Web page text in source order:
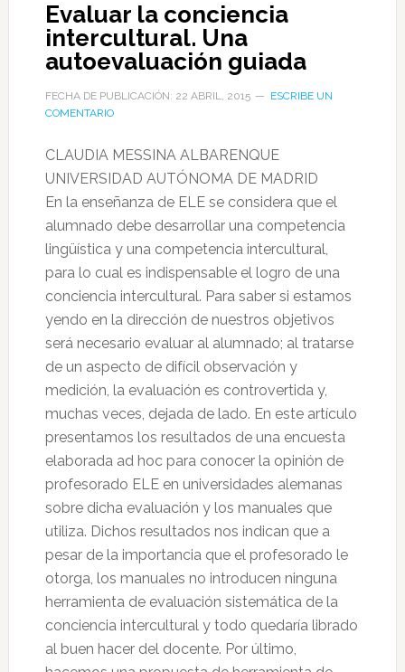
Evaluar la conciencia
intercultural. Una
autoevaluación guiada
FECHA DE PUBLICACIÓN: 22 ABRIL, 2015
ESCRIBE UN
COMENTARIO
CLAUDIA MESSINA ALBARENQUE
UNIVERSIDAD AUTÓNOMA DE MADRID
En la enseñanza de ELE se considera que el
alumnado debe desarrollar una competencia
lingüística y una competencia intercultural,
para lo cual es indispensable el logro de una
conciencia intercultural. Para saber si estamos
yendo en la dirección de nuestros objetivos
será necesario evaluar al alumnado; al tratarse
de un aspecto de difícil observación y
medición, la evaluación es controvertida y,
muchas veces, dejada de lado. En este artículo
presentamos los resultados de una encuesta
elaborada ad hoc para conocer la opinión de
profesorado ELE en universidades alemanas
sobre dicha evaluación y los manuales que
utiliza. Dichos resultados nos indican que a
pesar de la importancia que el profesorado le
otorga, los manuales no introducen ninguna
herramienta de evaluación sistemática de la
conciencia intercultural y todo quedaría librado
al buen hacer del docente. Por último,